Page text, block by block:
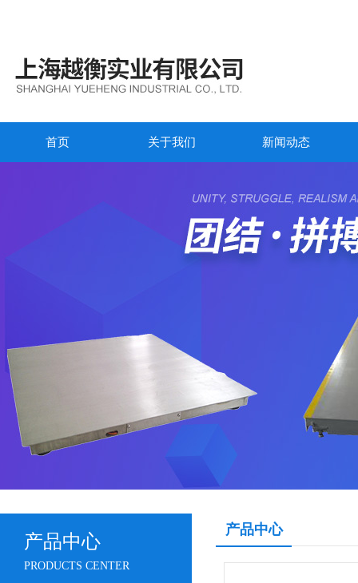
首页 关于我们 新闻动态
产品中心
PRODUCTS CENTER
产品中心